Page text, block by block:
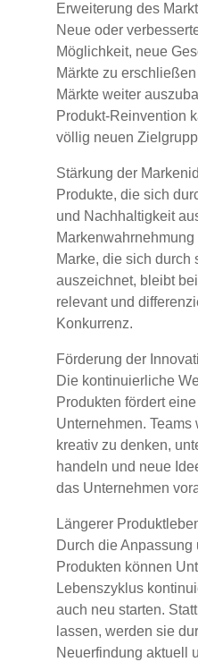
Erweiterung des
Neue oder
Möglichkeit, neue
Märkte zu
Märkte weiter
Produkt-Reinvention
völlig neuen
Stärkung der
Produkte, die sich
und Nachhaltigkeit
Marke, die sich durch
auszeichnet, bleibt
relevant und
Konkurrenz.
Förderung der
Die kontinuierliche
Produkten fördert
Unternehmen. Teams
kreativ zu denken,
handeln und neue
das Unternehmen
Längerer
Durch die
Produkten können
Lebenszyklus
auch neu starten.
lassen, werden sie
Neuerfindung aktuell